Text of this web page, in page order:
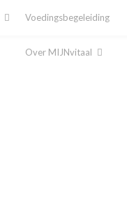
Voedingsbegeleiding
Over MIJNvitaal